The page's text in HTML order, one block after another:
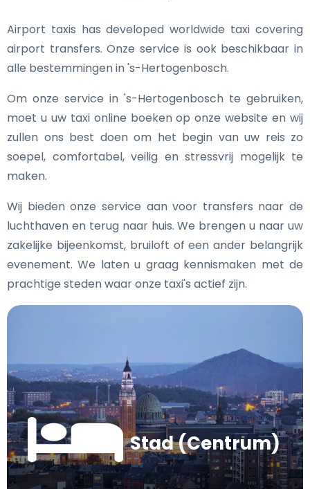
Airport taxis has developed worldwide taxi covering
airport transfers. Onze service is ook beschikbaar in
alle bestemmingen in 's-Hertogenbosch.
Om onze service in 's-Hertogenbosch te gebruiken,
moet u uw taxi online boeken op onze website en wij
zullen ons best doen om het begin van uw reis zo
soepel, comfortabel, veilig en stressvrij mogelijk te
maken.
Wij bieden onze service aan voor transfers naar de
luchthaven en terug naar huis. We brengen u naar uw
zakelijke bijeenkomst, bruiloft of een ander belangrijk
evenement. We laten u graag kennismaken met de
prachtige steden waar onze taxi's actief zijn.
Stad (Centrum)